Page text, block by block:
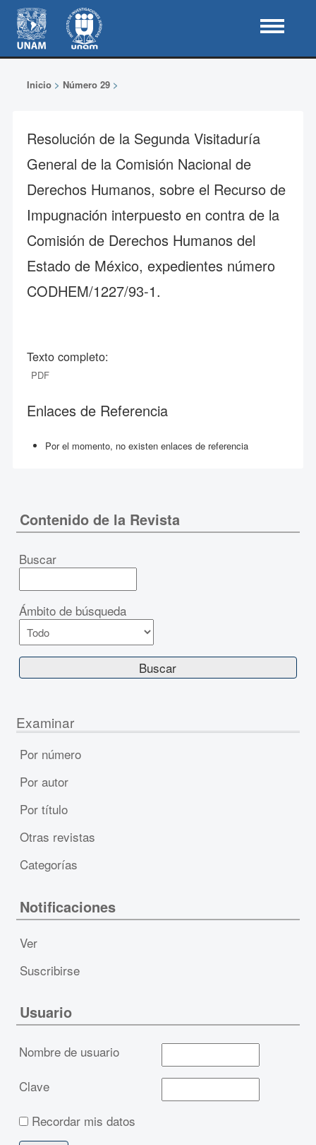
Inicio> Número 29>
Resolución de la Segunda Visitaduría
General de la Comisión Nacional de
Derechos Humanos, sobre el Recurso de
Impugnación interpuesto en contra de la
Comisión de Derechos Humanos del
Estado de México, expedientes número
CODHEM/1227/93-1.
Texto completo:
PDF
Enlaces de Referencia
Por el momento, no existen enlaces de referencia
Contenido de la Revista
Buscar
Ámbito de búsqueda
Examinar
Por número
Por autor
Por título
Otras revistas
Categorías
Notificaciones
Ver
Suscribirse
Usuario
Nombre de usuario
Clave
Recordar mis datos